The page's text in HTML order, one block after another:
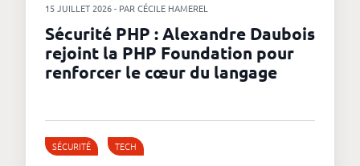
15 JUILLET 2026 - PAR CÉCILE HAMEREL
Sécurité PHP : Alexandre Daubois
rejoint la PHP Foundation pour
renforcer le cœur du langage
SÉCURITÉ TECH